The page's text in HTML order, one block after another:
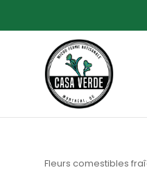
Fleurs comestibles